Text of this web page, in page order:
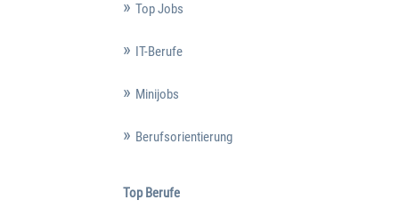
Top Jobs
IT-Berufe
Minijobs
Berufsorientierung
Top Berufe